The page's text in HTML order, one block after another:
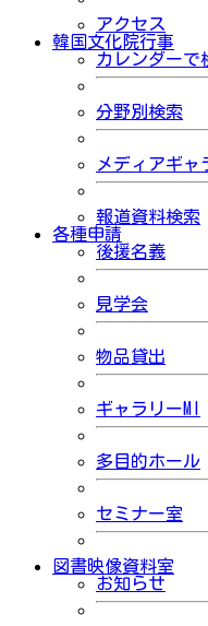
アクセス
韓国文化院行事
カレンダーで
分野別検索
メディアギャ
報道資料検索
各種申請
後援名義
見学会
物品貸出
ギャラリーMI
多目的ホール
セミナー室
図書映像資料室
お知らせ